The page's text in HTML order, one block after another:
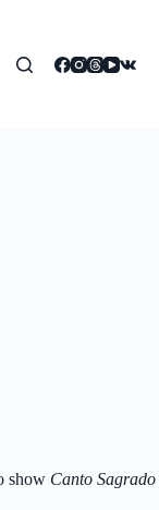
show Canto Sagrado